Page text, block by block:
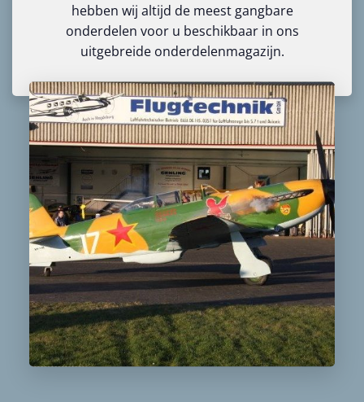
hebben wij altijd de meest gangbare
onderdelen voor u beschikbaar in ons
uitgebreide onderdelenmagazijn.